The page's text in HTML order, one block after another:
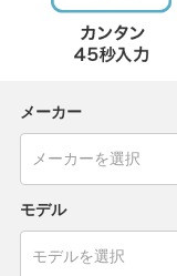
メーカー
モデル